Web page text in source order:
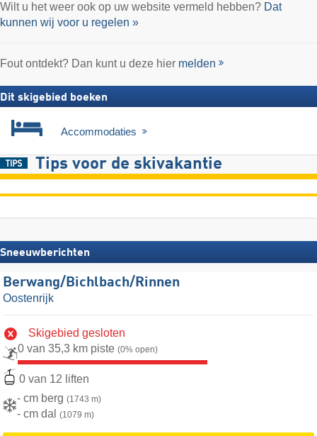
Wilt u het weer ook op uw website vermeld hebben? Dat
kunnen wij voor u regelen »
Fout ontdekt? Dan kunt u deze hier melden
Dit skigebied boeken
Accommodaties
Tips voor de skivakantie
Sneeuwberichten
Berwang/​Bichlbach/​Rinnen
Oostenrijk
Skigebied gesloten
0 van 35,3 km piste (0% open)
0 van 12 liften
- cm berg (1743 m)
- cm dal (1079 m)